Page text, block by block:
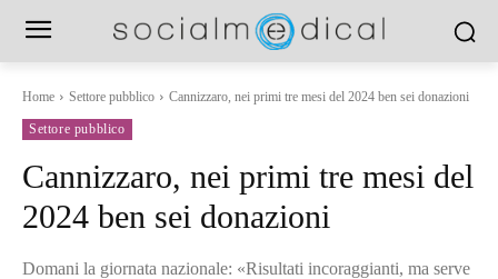
Home Settore pubblico Cannizzaro, nei primi tre mesi del 2024 ben sei donazioni
Settore pubblico
Cannizzaro, nei primi tre mesi del
2024 ben sei donazioni
Domani la giornata nazionale: «Risultati incoraggianti, ma serve